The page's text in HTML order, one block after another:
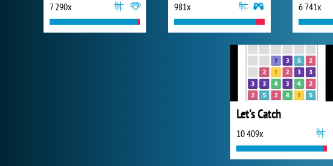
7 290x 981x 6 741x
Let's Catch
10 409x